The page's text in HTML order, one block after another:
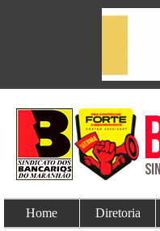
Home Diretoria